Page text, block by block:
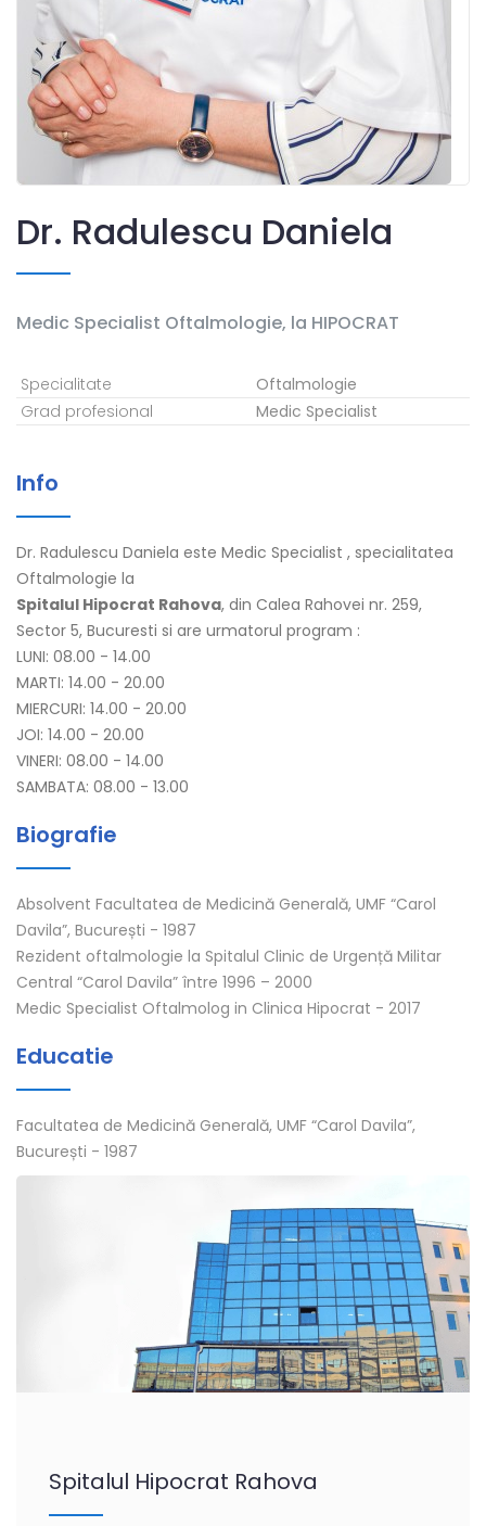
Dr. Radulescu Daniela
Medic Specialist Oftalmologie, la HIPOCRAT
Specialitate
Oftalmologie
Grad profesional
Medic Specialist
Info
Dr. Radulescu Daniela este Medic Specialist , specialitatea
Oftalmologie la
Spitalul Hipocrat Rahova, din Calea Rahovei nr. 259,
Sector 5, Bucuresti si are urmatorul program :
LUNI: 08.00 - 14.00
MARTI: 14.00 - 20.00
MIERCURI: 14.00 - 20.00
JOI: 14.00 - 20.00
VINERI: 08.00 - 14.00
SAMBATA: 08.00 - 13.00
Biografie
Absolvent Facultatea de Medicină Generală, UMF “Carol
Davila”, București - 1987
Rezident oftalmologie la Spitalul Clinic de Urgență Militar
Central “Carol Davila” între 1996 – 2000
Medic Specialist Oftalmolog in Clinica Hipocrat - 2017
Educatie
Facultatea de Medicină Generală, UMF “Carol Davila”,
București - 1987
Spitalul Hipocrat Rahova